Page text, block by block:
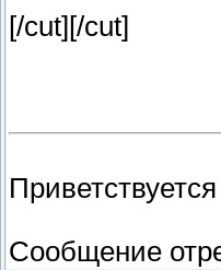
[/cut][/cut]
Сообщение